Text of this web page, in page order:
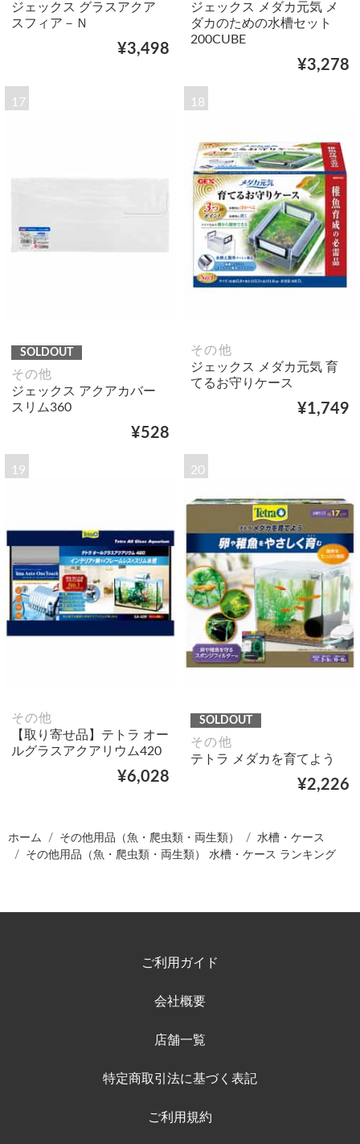
ジェックス グラスアクア
スフィア－Ｎ
¥3,498
ジェックス メダカ元気 メ
ダカのための水槽セット
200CUBE
¥3,278
17
SOLDOUT
その他
ジェックス アクアカバー
スリム360
¥528
18
その他
ジェックス メダカ元気 育
てるお守りケース
¥1,749
19
その他
【取り寄せ品】テトラ オー
ルグラスアクアリウム420
¥6,028
20
SOLDOUT
その他
テトラ メダカを育てよう
¥2,226
ホーム その他用品（魚・爬虫類・両生類）
水槽・ケース
その他用品（魚・爬虫類・両生類） 水槽・ケース ランキング
ご利用ガイド
会社概要
店舗一覧
特定商取引法に基づく表記
ご利用規約